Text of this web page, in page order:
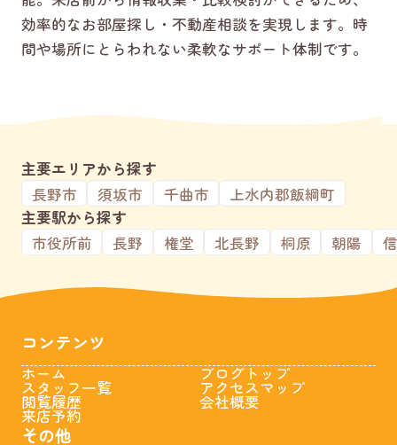
効率的なお部屋探し・不動産相談を実現します。時
間や場所にとらわれない柔軟なサポート体制です。
主要エリアから探す
長野市
須坂市 千曲市
上水内郡飯綱町
主要駅から探す
市役所前
長野 権堂 北長野 桐原 朝陽
コンテンツ
ホーム
スタッフ一覧
閲覧履歴
来店予約
ブログトップ
アクセスマップ
会社概要
その他